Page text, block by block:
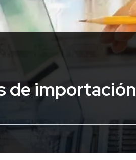
de importación